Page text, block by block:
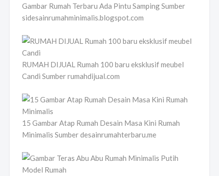
Gambar Rumah Terbaru Ada Pintu Samping Sumber
sidesainrumahminimalis.blogspot.com
RUMAH DIJUAL Rumah 100 baru eksklusif meubel
Candi Sumber rumahdijual.com
15 Gambar Atap Rumah Desain Masa Kini Rumah
Minimalis Sumber desainrumahterbaru.me